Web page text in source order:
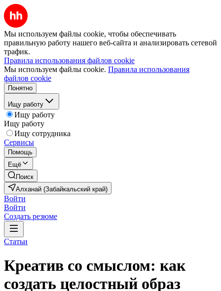
Мы используем файлы cookie, чтобы обеспечивать
правильную работу нашего веб-сайта и анализировать сетевой
трафик.
Правила использования файлов cookie
Мы используем файлы cookie. Правила использования
файлов cookie
Понятно
Ищу работу
Ищу работу
Ищу работу
Ищу сотрудника
Сервисы
Помощь
Ещё
Поиск
Алханай (Забайкальский край)
Войти
Войти
Создать резюме
Статьи
Креатив со смыслом: как
создать целостный образ